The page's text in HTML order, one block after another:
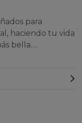
para
haciendo tu vida
bella….